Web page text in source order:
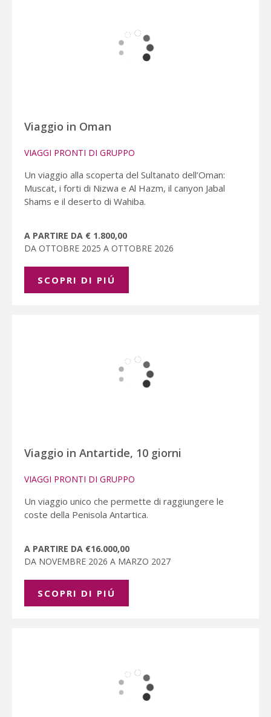
Viaggio in Oman
VIAGGI PRONTI DI GRUPPO
Un viaggio alla scoperta del Sultanato dell’Oman:
Muscat, i forti di Nizwa e Al Hazm, il canyon Jabal
Shams e il deserto di Wahiba.
A PARTIRE DA € 1.800,00
DA OTTOBRE 2025 A OTTOBRE 2026
SCOPRI DI PIÚ
Viaggio in Antartide, 10 giorni
VIAGGI PRONTI DI GRUPPO
Un viaggio unico che permette di raggiungere le
coste della Penisola Antartica.
A PARTIRE DA €16.000,00
DA NOVEMBRE 2026 A MARZO 2027
SCOPRI DI PIÚ